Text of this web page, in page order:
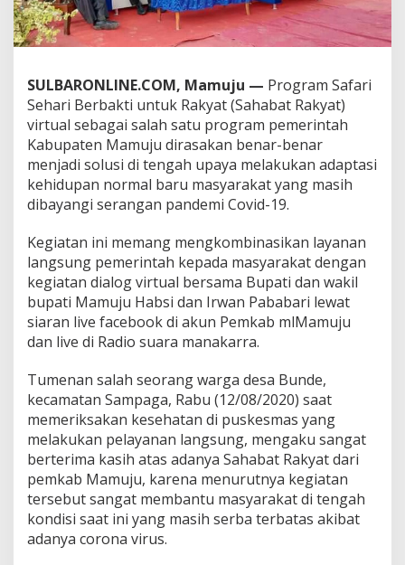
T
e
t
p
J
a
d
i
o
l
u
i
SULBARONLINE.COM, Mamuju — Program Safari
Sehari Berbakti untuk Rakyat (Sahabat Rakyat)
virtual sebagai salah satu program pemerintah
Kabupaten Mamuju dirasakan benar-benar
menjadi solusi di tengah upaya melakukan adaptasi
kehidupan normal baru masyarakat yang masih
dibayangi serangan pandemi Covid-19.
Kegiatan ini memang mengkombinasikan layanan
langsung pemerintah kepada masyarakat dengan
kegiatan dialog virtual bersama Bupati dan wakil
bupati Mamuju Habsi dan Irwan Pababari lewat
siaran live facebook di akun Pemkab mlMamuju
dan live di Radio suara manakarra.
Tumenan salah seorang warga desa Bunde,
kecamatan Sampaga, Rabu (12/08/2020) saat
memeriksakan kesehatan di puskesmas yang
melakukan pelayanan langsung, mengaku sangat
berterima kasih atas adanya Sahabat Rakyat dari
pemkab Mamuju, karena menurutnya kegiatan
tersebut sangat membantu masyarakat di tengah
kondisi saat ini yang masih serba terbatas akibat
adanya corona virus.